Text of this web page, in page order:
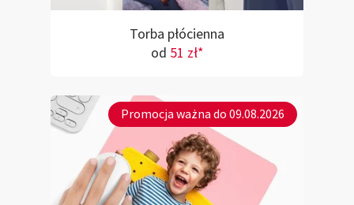
Torba płócienna
od 51 zł*
Promocja ważna do 09.08.2026